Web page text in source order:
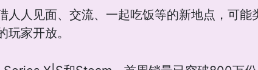
人人见面、交流、一起吃饭等的新地点，可能
家开放。